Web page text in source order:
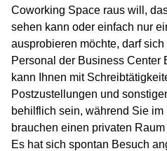
Coworking Space raus will,
sehen kann oder einfach nur
ausprobieren möchte, darf
Personal der Business Center
kann Ihnen mit
Postzustellungen und
behilflich sein, während Sie
brauchen einen privaten
Es hat sich spontan Besuch